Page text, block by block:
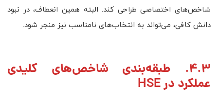
شاخص‌های اختصاصی طراحی کند. البته همین انعطاف، در نبود
دانش کافی، می‌تواند به انتخاب‌های نامناسب نیز منجر شود.
.
4.3. طبقه‌بندی شاخص‌های کلیدی
عملکرد در HSE